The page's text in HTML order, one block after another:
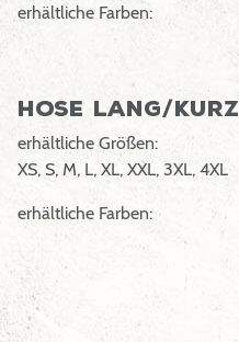
erhältliche Farben:
Hose lang/kurz
erhältliche Größen:
XS, S, M, L, XL, XXL, 3XL, 4XL
erhältliche Farben: